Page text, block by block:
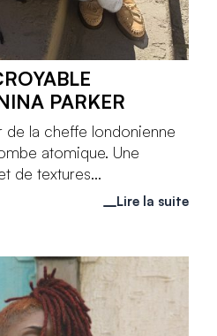
PARKER
de la cheffe londonienne
atomique. Une
de textures...
Lire la suite